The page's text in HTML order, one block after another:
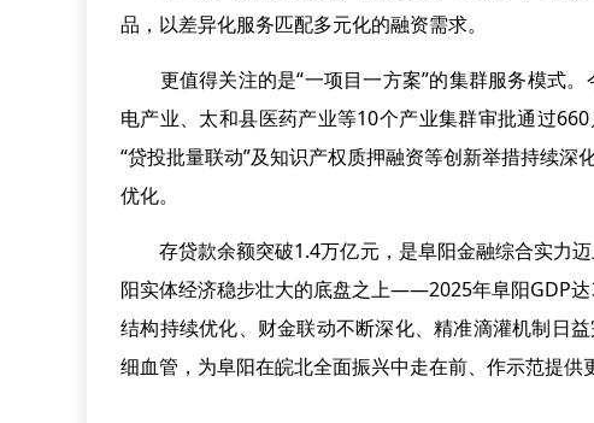
品，以差异化服务匹配多元化的融资需求。
更值得关注的是“一项目一方案”的集群服务模式。
电产业、太和县医药产业等10个产业集群审批通过
“贷投批量联动”及知识产权质押融资等创新举措持续深
优化。
存贷款余额突破1.4万亿元，是阜阳金融综合实力
阳实体经济稳步壮大的底盘之上——2025年阜阳GDP
结构持续优化、财金联动不断深化、精准滴灌机制日
细血管，为阜阳在皖北全面振兴中走在前、作示范提供